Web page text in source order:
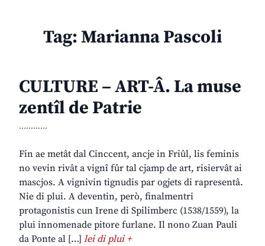
Tag:Marianna Pascoli
CULTURE – ART-Â. La muse
zentîl de Patrie
............
Fin ae metât dal Cinccent, ancje in Friûl, lis feminis
no vevin rivât a vignî fûr tal cjamp de art, risiervât ai
mascjos. A vignivin tignudis par ogjets di rapresentâ.
Nie di plui. A deventin, però, finalmentri
protagonistis cun Irene di Spilimberc (1538/1559), la
plui innomenade pitore furlane. Il nono Zuan Pauli
da Ponte al […] lei di plui +